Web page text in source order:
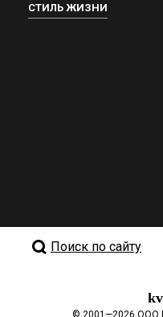
СТИЛЬ ЖИЗНИ
Поиск по сайту
kv
© 2001—2026 ООО